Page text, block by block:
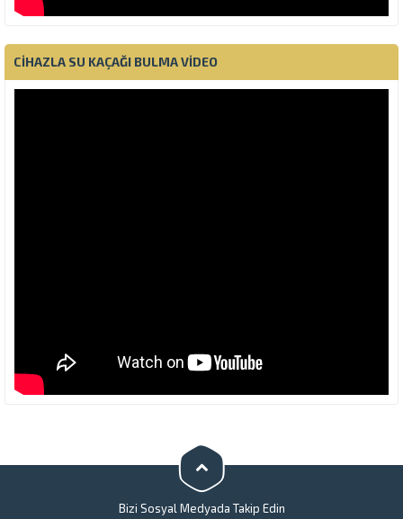
CIHAZLA SU KAÇAĞI BULMA VIDEO
Bizi Sosyal Medyada Takip Edin